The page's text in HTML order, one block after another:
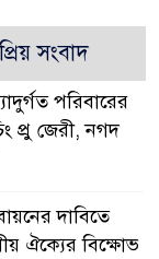
সংবাদ
পরিবারের
প্রু জেরী, নগদ
দাবিতে
ঐক্যের বিক্ষোভ